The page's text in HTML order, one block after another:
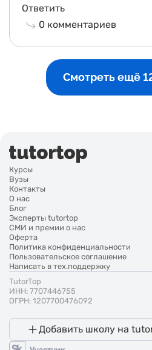
Ответить
0 комментариев
Смотреть ещё
Курсы
Вузы
Контакты
О нас
Блог
Эксперты tutortop
СМИ и премии о нас
Оферта
Политика конфиденциальности
Пользовательское соглашение
Написать в тех.поддержку
TutorTop
ИНН: 7707446755
ОГРН: 1207700476092
Добавить школу на